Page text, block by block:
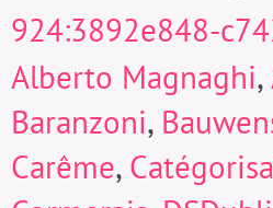
924:3892e848-
Alberto Magnaghi,
Baranzoni,
Carême,